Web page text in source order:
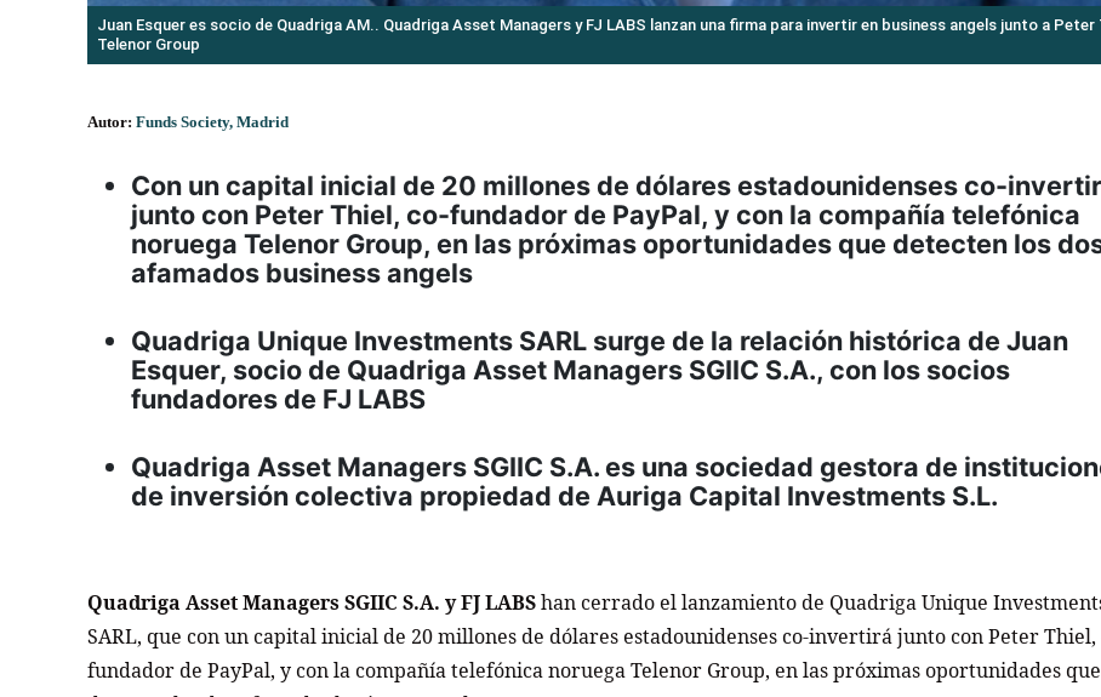
Juan Esquer es socio de Quadriga AM.. Quadriga Asset Managers y FJ LABS lanzan una firma para invertir en business angels junto a Peter
Telenor Group
Autor: Funds Society, Madrid
Con un capital inicial de 20 millones de dólares estadounidenses co-
junto con Peter Thiel, co-fundador de PayPal, y con la compañía telefónica
noruega Telenor Group, en las próximas oportunidades que detecten los
afamados business angels
Quadriga Unique Investments SARL surge de la relación histórica de Juan
Esquer, socio de Quadriga Asset Managers SGIIC S.A., con los socios
fundadores de FJ LABS
Quadriga Asset Managers SGIIC S.A. es una sociedad gestora de
de inversión colectiva propiedad de Auriga Capital Investments S.L.
Quadriga Asset Managers SGIIC S.A. y FJ LABShan cerrado el lanzamiento de Quadriga Unique
SARL, que con un capital inicial de 20 millones de dólares estadounidenses co-invertirá junto con Peter Thiel,
fundador de PayPal, y con la compañía telefónica noruega Telenor Group, en las próximas oportunidades que